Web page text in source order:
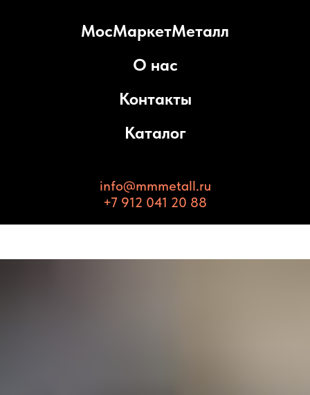
МосМаркетМеталл
О нас
Контакты
Каталог
info@mmmetall.ru
+7 912 041 20 88